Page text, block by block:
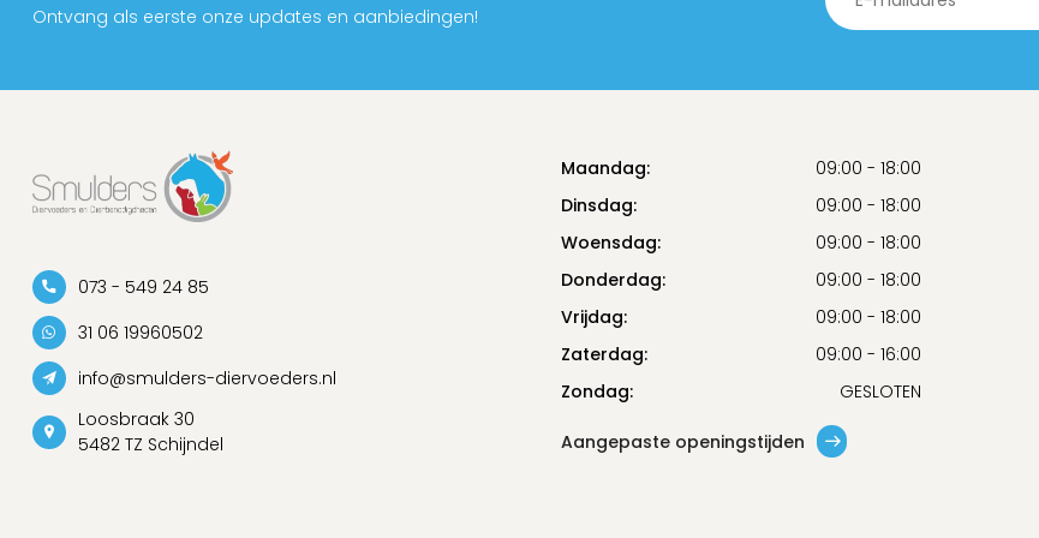
Ontvang als eerste onze updates en aanbiedingen!
073 - 549 24 85
31 06 19960502
info@smulders-diervoeders.nl
Loosbraak 30
5482 TZ Schijndel
Maandag:
09:00 - 18:00
Dinsdag:
09:00 - 18:00
Woensdag:
09:00 - 18:00
Donderdag:
09:00 - 18:00
Vrijdag:
09:00 - 18:00
Zaterdag:
09:00 - 16:00
Zondag:
GESLOTEN
Aangepaste openingstijden